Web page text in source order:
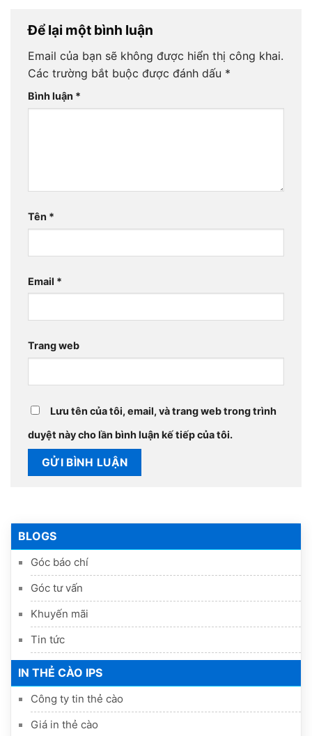
BLOGS
Góc báo chí
Góc tư vấn
Khuyến mãi
Tin tức
IN THẺ CÀO IPS
Công ty tin thẻ cào
Giá in thẻ cào
Để lại một bình luận
Email của bạn sẽ không được hiển thị công khai.
Các trường bắt buộc được đánh dấu *
Bình luận *
Tên *
Email *
Trang web
Lưu tên của tôi, email, và trang web trong trình
duyệt này cho lần bình luận kế tiếp của tôi.